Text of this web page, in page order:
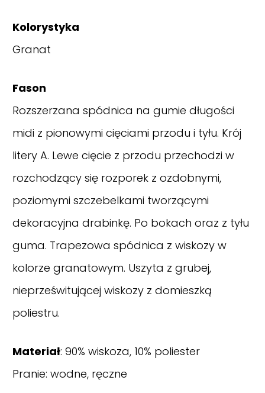
Kolorystyka
Granat
Fason
Rozszerzana spódnica na gumie długości
midi z pionowymi cięciami przodu i tyłu. Krój
litery A. Lewe cięcie z przodu przechodzi w
rozchodzący się rozporek z ozdobnymi,
poziomymi szczebelkami tworzącymi
dekoracyjna drabinkę. Po bokach oraz z tyłu
guma. Trapezowa spódnica z wiskozy w
kolorze granatowym. Uszyta z grubej,
nieprześwitującej wiskozy z domieszką
poliestru.
Materiał: 90% wiskoza, 10% poliester
Pranie: wodne, ręczne